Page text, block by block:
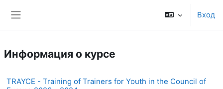
Вход
Информация о курсе
TRAYCE - Training of Trainers for Youth in the Council of